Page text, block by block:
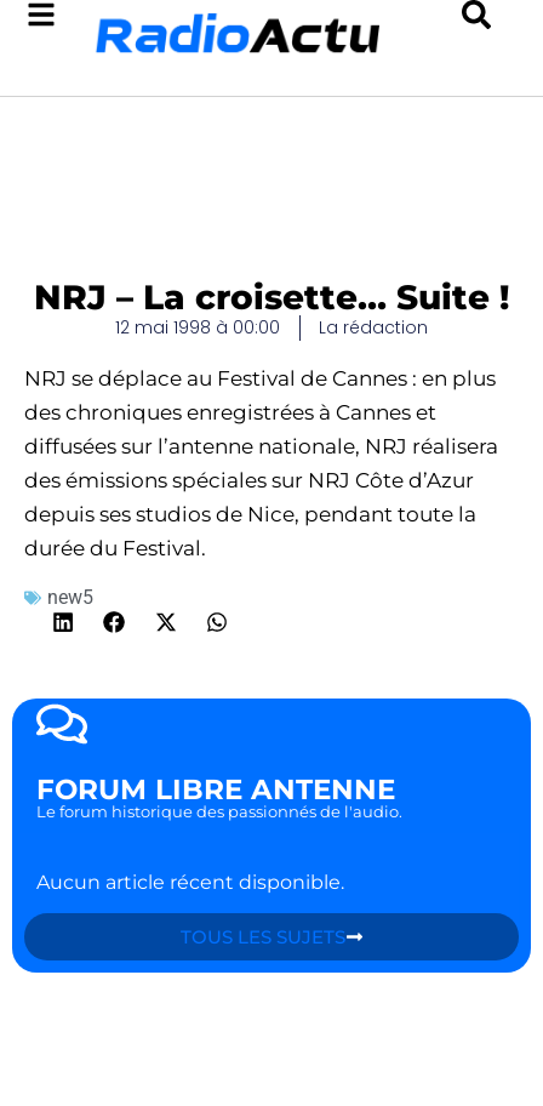
NRJ – La croisette… Suite !
12 mai 1998 à 00:00 La rédaction
NRJ se déplace au Festival de Cannes : en plus
des chroniques enregistrées à Cannes et
diffusées sur l’antenne nationale, NRJ réalisera
des émissions spéciales sur NRJ Côte d’Azur
depuis ses studios de Nice, pendant toute la
durée du Festival.
new5
FORUM LIBRE ANTENNE
Le forum historique des passionnés de l'audio.
Aucun article récent disponible.
TOUS LES SUJETS